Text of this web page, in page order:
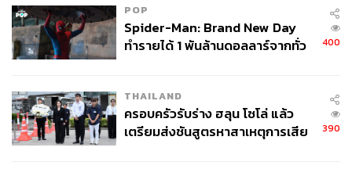
ได้ปิดดีลคว้าลิขสิทธิ์ถ่ายทอดสดการแข่งขันเทนนิส ATP
World Tour ซึ่งสมาชิก Amazon Prime ในประเทศอังกฤษ
สามารถรับชมเทนนิส ATP ทั้งหมด 37 รายการตลอดปี รวม
ผ่านโทรทัศน์ไปสู่ระบบOver-the-Top (OTT) ระบบที่เผยแพร่
คอนเทนต์ผ่านอินเทอร์เน็ต
POP
Spider-Man: Brand New Day
ทำรายได้ 1 พันล้านดอลลาร์จากทั่ว
400
THAILAND
ครอบครัวรับร่าง ฮลุน โซโล่ แล้ว
เตรียมส่งชันสูตรหาสาเหตุการเสีย
390